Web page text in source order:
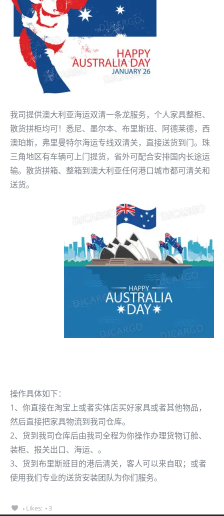
我司提供澳大利亚海运双清一条龙服务，个人家具整柜、
散货拼柜均可！悉尼、墨尔本、布里斯班、阿德莱德，西
澳珀斯，弗里曼特尔海运专线双清关，直接送货到门。珠
三角地区有车辆可上门提货，省外可配合安排国内长途运
输。散货拼箱、整箱到澳大利亚任何港口城市都可清关和
送货。
操作具体如下：
1、你直接在淘宝上或者实体店买好家具或者其他物品，
然后直接把家具物流到我司仓库。
2、货到我司仓库后由我司全程为你操作办理货物订舱、
装柜、报关出口、海运、。
3、货到布里斯班目的港后清关，客人可以来自取；或者
使用我们专业的送货安装团队为你们服务。
Likes: 3